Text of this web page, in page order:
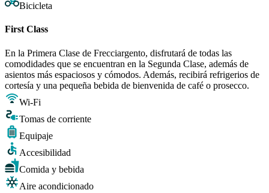
Bicicleta
First Class
En la Primera Clase de Frecciargento, disfrutará de todas las
comodidades que se encuentran en la Segunda Clase, además de
asientos más espaciosos y cómodos. Además, recibirá refrigerios de
cortesía y una pequeña bebida de bienvenida de café o prosecco.
Wi-Fi
Tomas de corriente
Equipaje
Accesibilidad
Comida y bebida
Aire acondicionado